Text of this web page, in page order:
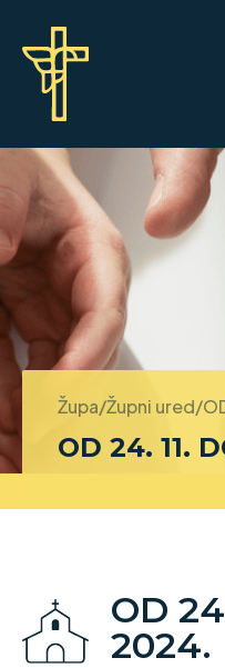
Župa/Župni ured/
OD 24. 11.
OD
2024.